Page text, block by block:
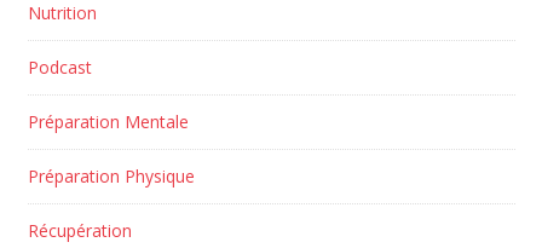
Nutrition
Podcast
Préparation Mentale
Préparation Physique
Récupération